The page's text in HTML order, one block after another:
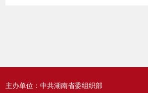
主办单位：中共湖南省委组织部